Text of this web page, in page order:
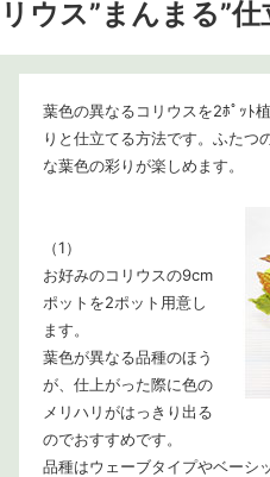
リウス”まんまる”仕
葉色の異なるコリウスを2ﾎﾟｯﾄ
りと仕立てる方法です。ふたつ
な葉色の彩りが楽しめます。
（1）
お好みのコリウスの9cm
ポットを2ポット用意し
ます。
葉色が異なる品種のほう
が、仕上がった際に色の
メリハリがはっきり出る
のでおすすめです。
品種はウェーブタイプやベーシ